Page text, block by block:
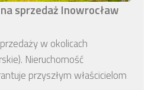
sprzedaż Inowrocław
w okolicach
Nieruchomość
przyszłym właścicielom